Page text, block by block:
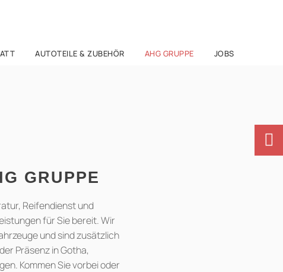
AUTOTEILE & ZUBEHÖR AHG GRUPPE JOBS
GRUPPE
Reifendienst und
für Sie bereit. Wir
und sind zusätzlich
Präsenz in Gotha,
Kommen Sie vorbei oder